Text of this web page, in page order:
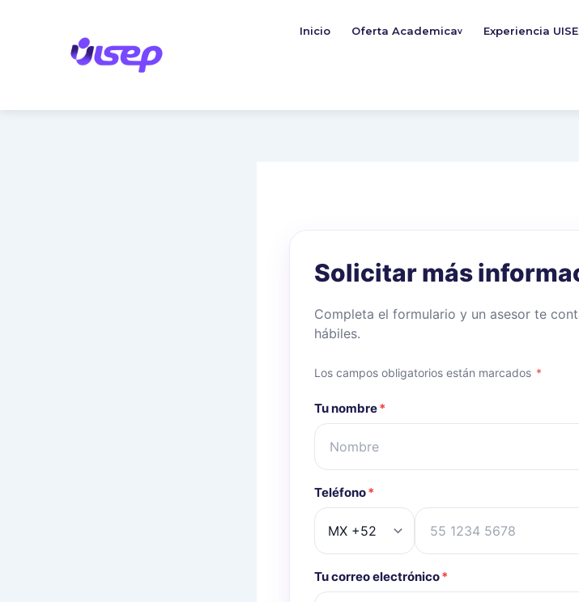
Inicio Oferta Academicav Experiencia
Solicitar más
Completa el formulario y un asesor te
hábiles.
Los campos obligatorios están marcados *
Tu nombre*
Teléfono*
Tu correo electrónico*